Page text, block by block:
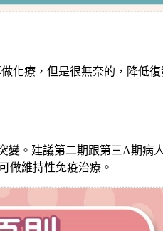
化療，但是很無奈的，降低
變。建議第二期跟第三A期病
做維持性免疫治療。